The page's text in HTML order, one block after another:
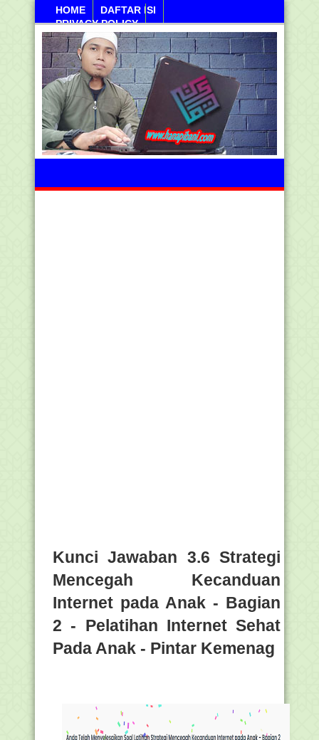
HOME
DAFTAR ISI
PRIVACY POLICY
Ahad, 09 Agustus 2026
Kunci Jawaban 3.6 Strategi
Mencegah Kecanduan
Internet pada Anak - Bagian
2 - Pelatihan Internet Sehat
Pada Anak - Pintar Kemenag